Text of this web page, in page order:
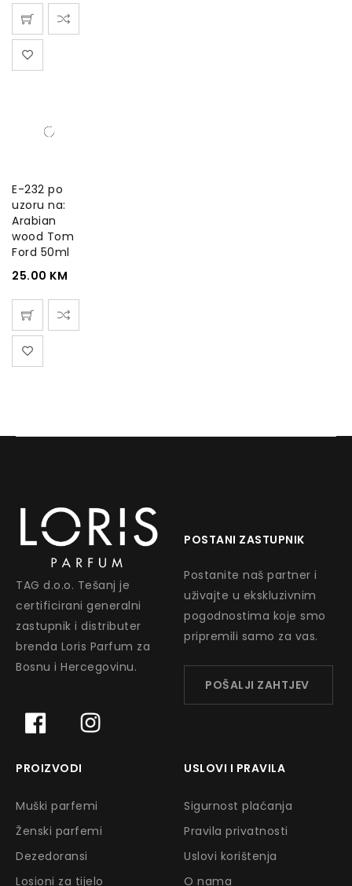
E-232 po
uzoru na:
Arabian
wood Tom
Ford 50ml
25.00 KM
TAG d.o.o. Tešanj je
certificirani generalni
zastupnik i distributer
brenda Loris Parfum za
Bosnu i Hercegovinu.
POSTANI ZASTUPNIK
Postanite naš partner i
uživajte u ekskluzivnim
pogodnostima koje smo
pripremili samo za vas.
POŠALJI ZAHTJEV
PROIZVODI
Muški parfemi
Ženski parfemi
Dezedoransi
Losioni za tijelo
USLOVI I PRAVILA
Sigurnost plaćanja
Pravila privatnosti
Uslovi korištenja
O nama